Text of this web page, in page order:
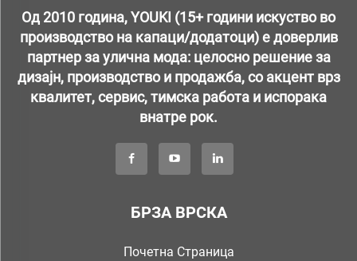
Од 2010 година, YOUKI (15+ години искуство во
производство на капаци/додатоци) е доверлив
партнер за улична мода: целосно решение за
дизајн, производство и продажба, со акцент врз
квалитет, сервис, тимска работа и испорака
внатре рок.
БРЗА ВРСКА
Почетна Страница